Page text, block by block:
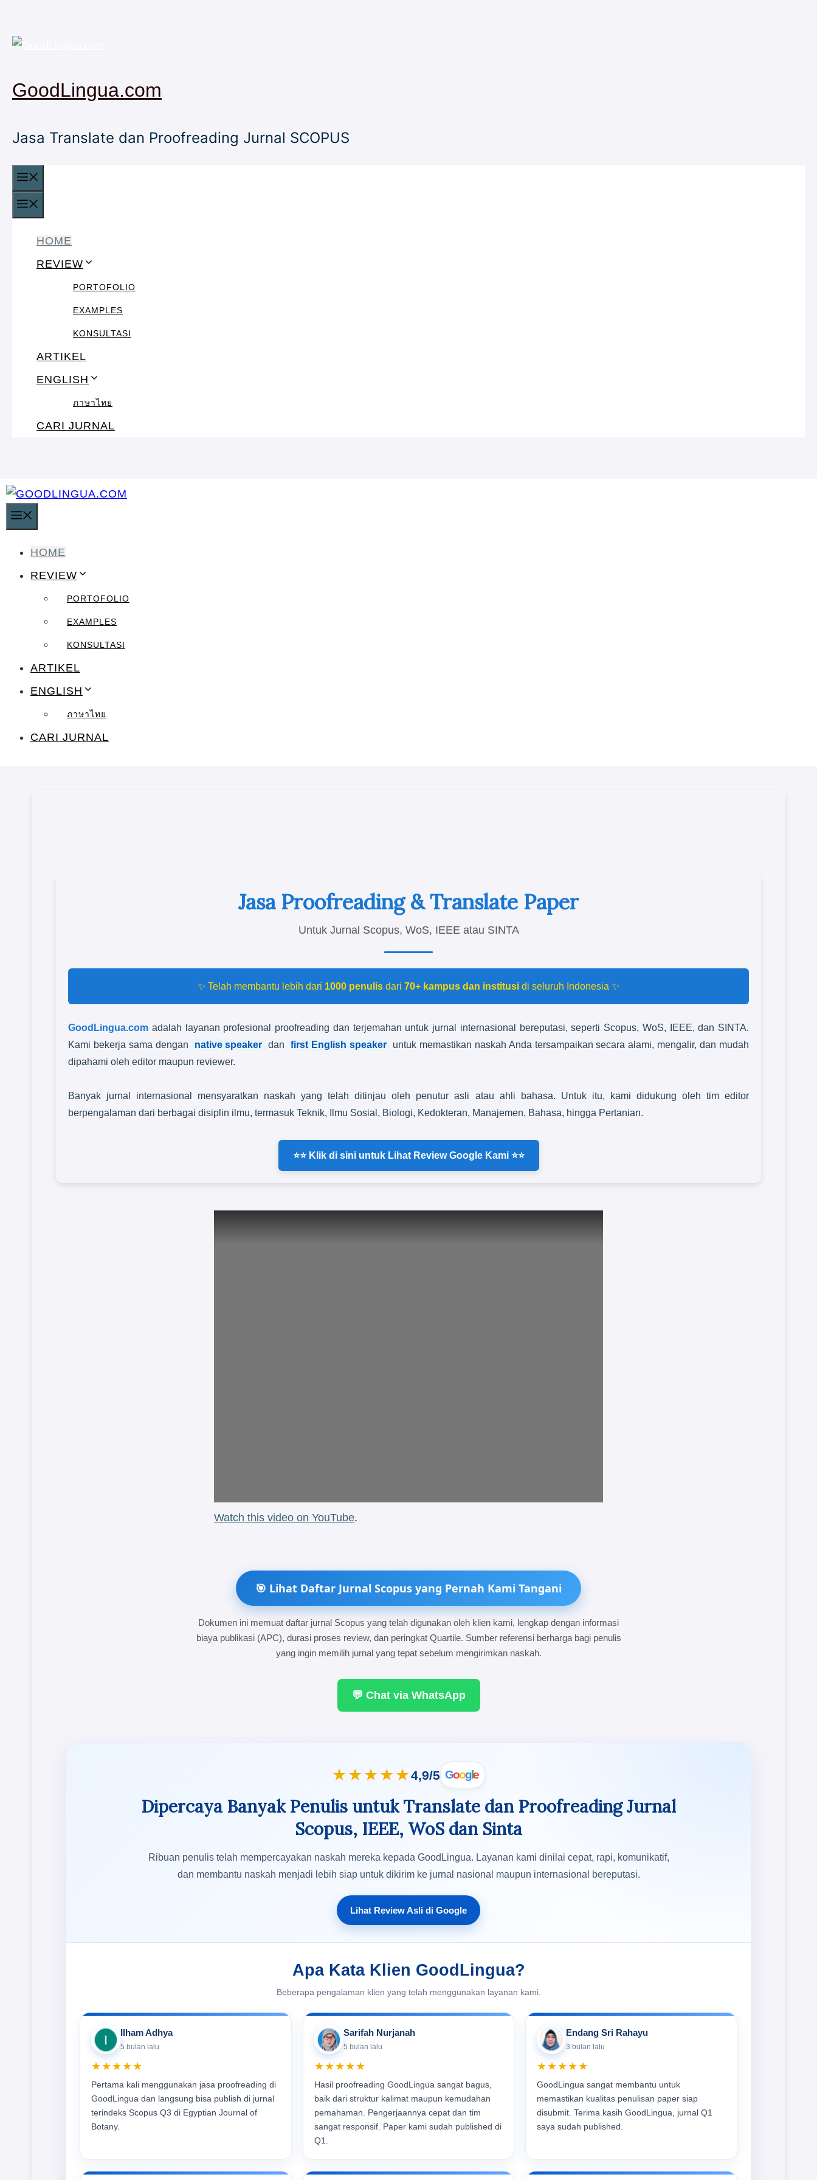
content
GoodLingua.com
Jasa Translate dan Proofreading Jurnal SCOPUS
HOME
REVIEW
PORTOFOLIO
EXAMPLES
KONSULTASI
ARTIKEL
ENGLISH
ภาษาไทย
CARI JURNAL
HOME
REVIEW
PORTOFOLIO
EXAMPLES
KONSULTASI
ARTIKEL
ENGLISH
ภาษาไทย
CARI JURNAL
Jasa Proofreading & Translate Paper
Untuk Jurnal Scopus, WoS, IEEE atau SINTA
✨ Telah membantu lebih dari 1000 penulis dari 70+ kampus dan institusi di seluruh Indonesia ✨
GoodLingua.com adalah layanan profesional proofreading dan terjemahan untuk jurnal internasional bereputasi, seperti Scopus, WoS, IEEE, dan SINTA.
Kami bekerja sama dengan
native speaker dan first English speaker
untuk memastikan naskah Anda tersampaikan secara alami, mengalir, dan mudah
dipahami oleh editor maupun reviewer.
Banyak jurnal internasional mensyaratkan naskah yang telah ditinjau oleh penutur asli atau ahli bahasa. Untuk itu, kami didukung oleh tim editor
berpengalaman dari berbagai disiplin ilmu, termasuk Teknik, Ilmu Sosial, Biologi, Kedokteran, Manajemen, Bahasa, hingga Pertanian.
⭐⭐ Klik di sini untuk Lihat Review Google Kami ⭐⭐
Watch this video on YouTube.
🎯 Lihat Daftar Jurnal Scopus yang Pernah Kami Tangani
Dokumen ini memuat daftar jurnal Scopus yang telah digunakan oleh klien kami, lengkap dengan informasi
biaya publikasi (APC), durasi proses review, dan peringkat Quartile. Sumber referensi berharga bagi penulis
yang ingin memilih jurnal yang tepat sebelum mengirimkan naskah.
💬 Chat via WhatsApp
★★★★★4,9/5 Google
Dipercaya Banyak Penulis untuk Translate dan Proofreading Jurnal
Scopus, IEEE, WoS dan Sinta
Ribuan penulis telah mempercayakan naskah mereka kepada GoodLingua. Layanan kami dinilai cepat, rapi, komunikatif,
dan membantu naskah menjadi lebih siap untuk dikirim ke jurnal nasional maupun internasional bereputasi.
Lihat Review Asli di Google
Apa Kata Klien GoodLingua?
Beberapa pengalaman klien yang telah menggunakan layanan kami.
Ilham Adhya
5 bulan lalu
★★★★★
Pertama kali menggunakan jasa proofreading di
GoodLingua dan langsung bisa publish di jurnal
terindeks Scopus Q3 di Egyptian Journal of
Botany.
Sarifah Nurjanah
5 bulan lalu
★★★★★
Hasil proofreading GoodLingua sangat bagus,
baik dari struktur kalimat maupun kemudahan
pemahaman. Pengerjaannya cepat dan tim
sangat responsif. Paper kami sudah published di
Q1.
Endang Sri Rahayu
3 bulan lalu
★★★★★
GoodLingua sangat membantu untuk
memastikan kualitas penulisan paper siap
disubmit. Terima kasih GoodLingua, jurnal Q1
saya sudah published.